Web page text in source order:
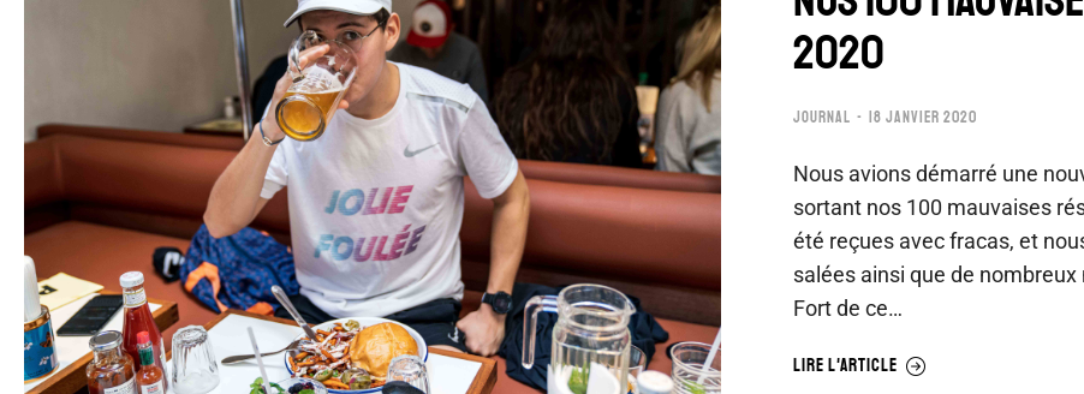
2020
JOURNAL 18 JANVIER 2020
Nous avions démarré une
sortant nos 100 mauvaises
été reçues avec fracas, et
salées ainsi que de
Fort de ce…
LIRE L'ARTICLE